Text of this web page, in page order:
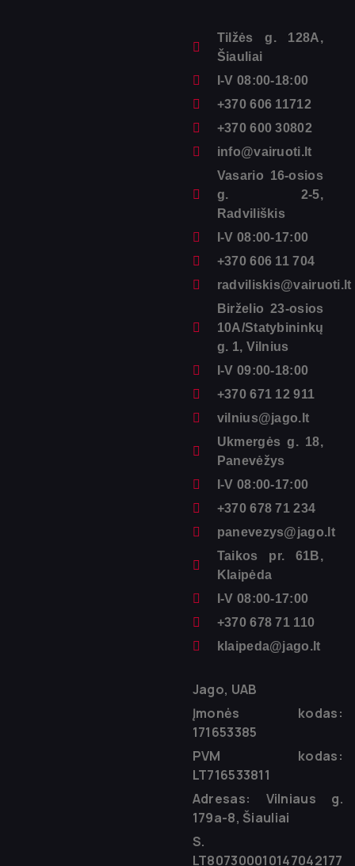
Tilžės g. 128A,
Šiauliai
I-V 08:00-18:00
+370 606 11712
+370 600 30802
info@vairuoti.lt
Vasario 16-osios
g. 2-5,
Radviliškis
I-V 08:00-17:00
+370 606 11 704
radviliskis@vairuoti.lt
Birželio 23-osios
10A/Statybininkų
g. 1, Vilnius
I-V 09:00-18:00
+370 671 12 911
vilnius@jago.lt
Ukmergės g. 18,
Panevėžys
I-V 08:00-17:00
+370 678 71 234
panevezys@jago.lt
Taikos pr. 61B,
Klaipėda
I-V 08:00-17:00
+370 678 71 110
klaipeda@jago.lt
Jago, UAB
Įmonės kodas:
171653385
PVM kodas:
LT716533811
Adresas: Vilniaus g.
179a-8, Šiauliai
S.
LT807300010147042177